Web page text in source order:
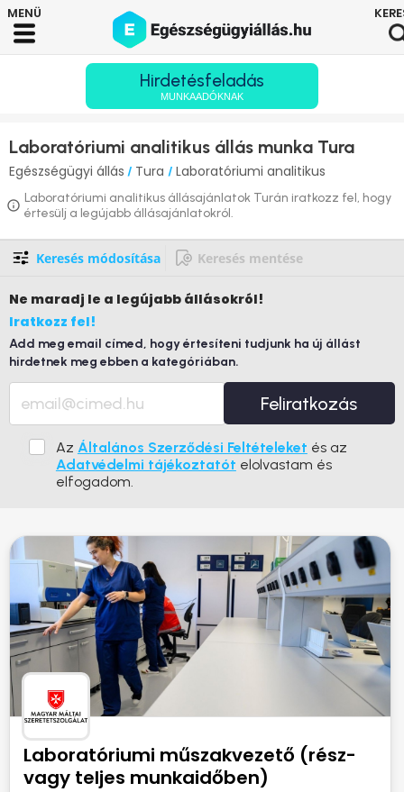
Hirdetésfeladás
MUNKAADÓKNAK
Laboratóriumi analitikus állás munka Tura
Egészségügyi állás / Tura / Laboratóriumi analitikus
Laboratóriumi analitikus állásajánlatok Turán iratkozz fel, hogy
értesülj a legújabb állásajánlatokról.
Keresés módosítása Keresés mentése
Ne maradj le a legújabb állásokról!
Iratkozz fel!
Add meg email címed, hogy értesíteni tudjunk ha új állást
hirdetnek meg ebben a kategóriában.
Feliratkozás
Az Általános Szerződési Feltételeket és az
Adatvédelmi tájékoztatót elolvastam és
elfogadom.
Laboratóriumi műszakvezető (rész-
vagy teljes munkaidőben)